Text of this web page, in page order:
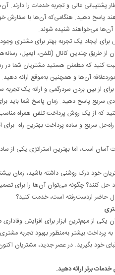
پشتیبانی عالی و تجربه خدمات را
پاسخ دهید. هنگامی‌که آن‌ها با
می‌خواهند شنیده شوند.
ایجاد یک تجربه بهتر برای مشتری وجود
از طریق چندین کانال (تلفن، ایمیل،
کنید که مطمئن هستید مشتریان شما در
آن‌ها و همچنین به‌موقع ارائه دهید.
از بین بردن سردرگمی و ارائه یک
سریع پاسخ دهید. زمان پاسخ شما باید
که از یک روش پرداخت تلفن همراه
سریع و ساده پرداخت بهترین راه
آسان است، اما بهترین استراتژی یکی از
خود درک روشنی داشته باشید، زمان
کنند؟ چگونه می‌توان آن‌ها را برای
حاضر ازدست‌رفته است، خدمت کنید؟
پرداخت بیشتر به‌منظور بهبود تجربه
خود بگیرید. در عصر جدید، مشتریان